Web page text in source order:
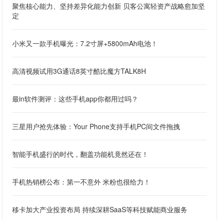
聚焦核心能力、坚持差异化能力创新 贝客公寓轻资产战略愈加坚
定
小米又一款手机曝光：7.2寸屏+5800mAh电池！
高清视频试用3G通话8英寸酷比魔方TALK8H
最in软件测评：这些手机app你都用过吗？
三星用户抢先体验：Your Phone支持手机PC间文件拖拽
智能手机盛行的时代，翻盖功能机竟然还在！
手机热销榜公布：第一不意外 米粉也很给力！
移卡加大产业投资布局 持续深耕SaaS等科技赋能商业服务